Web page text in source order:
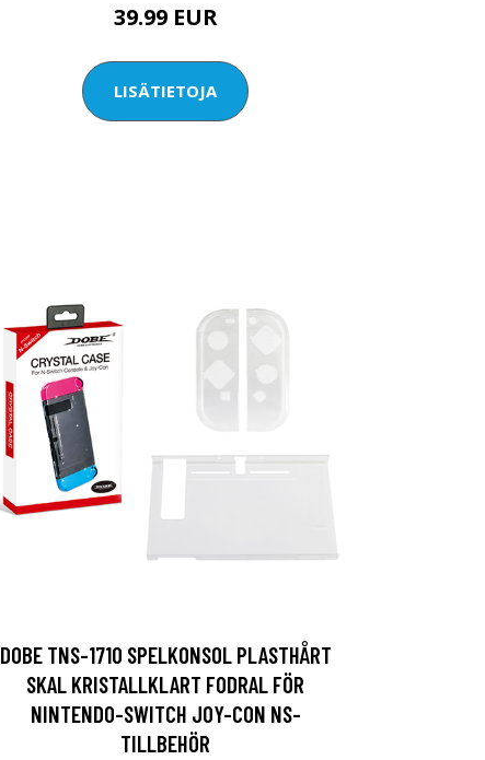
39.99 EUR
LISÄTIETOJA
DOBE TNS-1710 SPELKONSOL PLASTHÅRT
SKAL KRISTALLKLART FODRAL FÖR
NINTENDO-SWITCH JOY-CON NS-
TILLBEHÖR